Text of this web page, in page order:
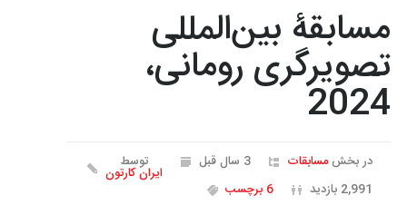
مسابقۀ بین‌المللی
تصویرگری رومانی،
2024
در بخشمسابقات 3 سال قبل توسط
ایران کارتون
2,991 بازدید
6 برچسب